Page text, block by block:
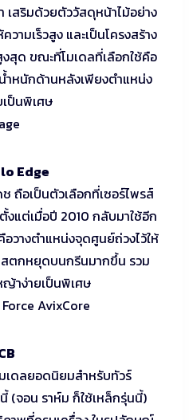
เสริมด้วยตัววัสดุหน้าไม้อย่าง
ามเร็วสูง และเป็นโครงสร้าง
สุด ขณะที่โมเดลที่เลือกใช้คือ
หนักด้านหลังเพียงตำแหน่ง
ป็นพิเศษ
Edge
ถือเป็นตัวเลือกที่เซอร์ไพรส์
งแต่เมื่อปี 2010 กลับมาใช้อีก
วางตำแหน่งจุดศูนย์ถ่วงไว้ให้
สตกหยุดบนกรีนมากขึ้น รวม
าง่ายเป็นพิเศษ
AvixCore
เดลยอดนิยมสำหรับทัวร์
(จอน ราห์ม ก็ใช้เหล็กรุ่นนี้)